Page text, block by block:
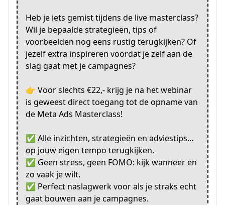
Heb je iets gemist tijdens de live masterclass?
Wil je bepaalde strategieën, tips of
voorbeelden nog eens rustig terugkijken? Of
jezelf extra inspireren voordat je zelf aan de
slag gaat met je campagnes?
👉 Voor slechts €22,- krijg je na het webinar
is geweest direct toegang tot de opname van
de Meta Ads Masterclass!
✅ Alle inzichten, strategieën en adviestips…
op jouw eigen tempo terugkijken.
✅ Geen stress, geen FOMO: kijk wanneer en
zo vaak je wilt.
✅ Perfect naslagwerk voor als je straks echt
gaat bouwen aan je campagnes.